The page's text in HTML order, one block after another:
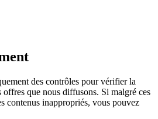
des contrôles pour vérifier la
que nous diffusons. Si malgré ces
contenus inappropriés, vous pouvez